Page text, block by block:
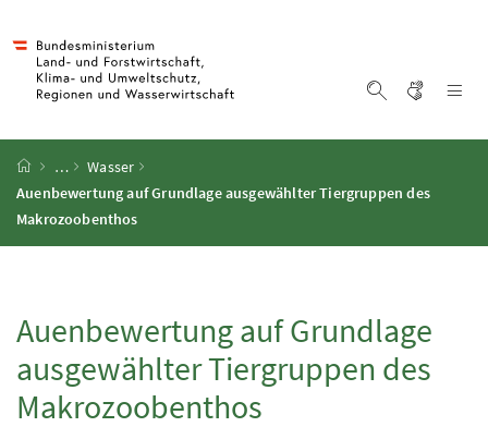
Startseite
…
Wasser
Auenbewertung auf Grundlage ausgewählter Tiergruppen des
Makrozoobenthos
Auenbewertung auf Grundlage
ausgewählter Tiergruppen des
Makrozoobenthos